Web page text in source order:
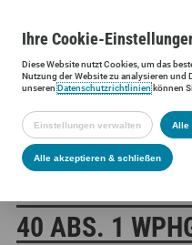
Siltronic AG Investoren
SILTRONIC AG:
0 ABS. 1 WPHG
IhreCookie-
DieseWebsitenutzt Cookies, um das
Nutzung derWebsitezu analysieren und
unserenDatenschutzrichtlinienkönnen
Einstellungen verwalten Alle
Alle akzeptieren & schließen